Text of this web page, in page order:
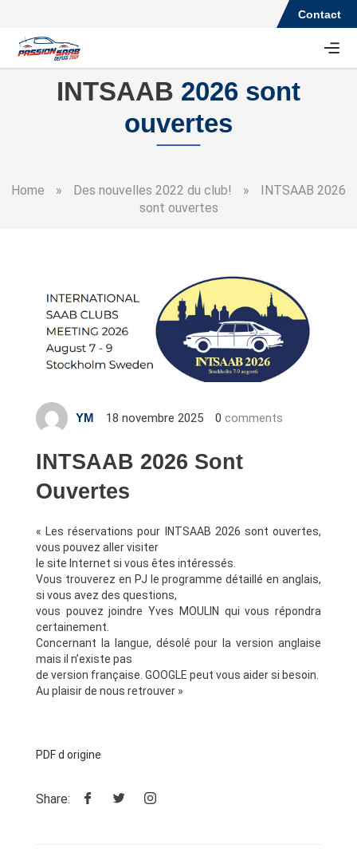
Contact
INTSAAB 2026 sont
ouvertes
Home » Des nouvelles 2022 du club! »
INTSAAB 2026
sont ouvertes
YM 18 novembre 2025 0 comments
INTSAAB 2026 Sont
Ouvertes
« Les réservations pour INTSAAB 2026 sont ouvertes,
vous pouvez aller visiter
le site Internet si vous êtes intéressés.
Vous trouverez en PJ le programme détaillé en anglais,
si vous avez des questions,
vous pouvez joindre Yves MOULIN qui vous répondra
certainement.
Concernant la langue, désolé pour la version anglaise
mais il n’existe pas
de version française. GOOGLE peut vous aider si besoin.
Au plaisir de nous retrouver »
PDF d origine
Share: